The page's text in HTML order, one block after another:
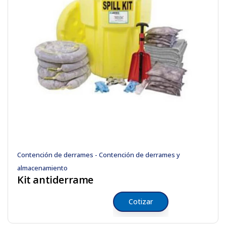
Contención de derrames - Contención de derrames y
almacenamiento
Kit antiderrame
Cotizar